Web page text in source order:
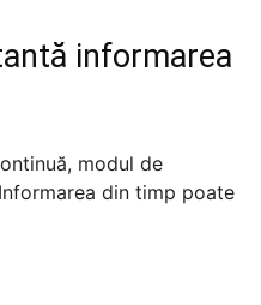
informarea
modul de
din timp poate